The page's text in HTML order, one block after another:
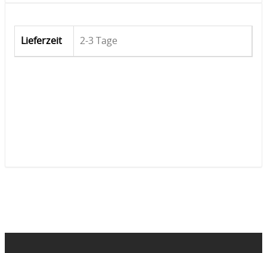
Lieferzeit 2-3 Tage